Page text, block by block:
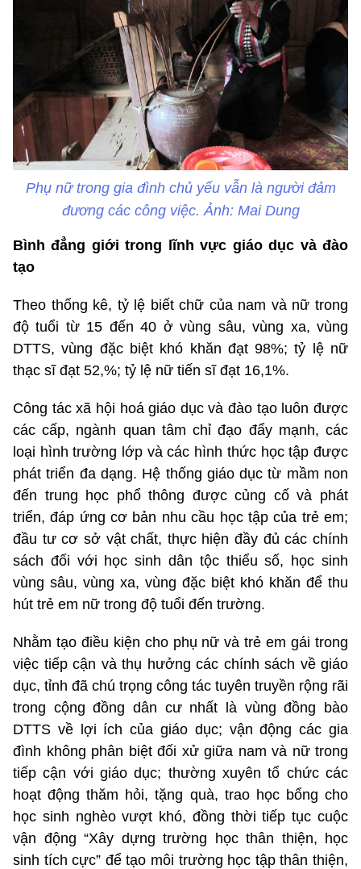
Phụ nữ trong gia đình chủ yếu vẫn là người đảm
đương các công việc. Ảnh: Mai Dung
Bình đẳng giới trong lĩnh vực giáo dục và đào
tạo
Theo thống kê, tỷ lệ biết chữ của nam và nữ trong
độ tuổi từ 15 đến 40 ở vùng sâu, vùng xa, vùng
DTTS, vùng đặc biệt khó khăn đạt 98%; tỷ lệ nữ
thạc sĩ đạt 52,%; tỷ lệ nữ tiến sĩ đạt 16,1%.
Công tác xã hội hoá giáo dục và đào tạo luôn được
các cấp, ngành quan tâm chỉ đạo đẩy mạnh, các
loại hình trường lớp và các hình thức học tập được
phát triển đa dạng. Hệ thống giáo dục từ mầm non
đến trung học phổ thông được củng cố và phát
triển, đáp ứng cơ bản nhu cầu học tập của trẻ em;
đầu tư cơ sở vật chất, thực hiện đầy đủ các chính
sách đối với học sinh dân tộc thiểu số, học sinh
vùng sâu, vùng xa, vùng đặc biệt khó khăn để thu
hút trẻ em nữ trong độ tuổi đến trường.
Nhằm tạo điều kiện cho phụ nữ và trẻ em gái trong
việc tiếp cận và thụ hưởng các chính sách về giáo
dục, tỉnh đã chú trọng công tác tuyên truyền rộng rãi
trong cộng đồng dân cư nhất là vùng đồng bào
DTTS về lợi ích của giáo dục; vận động các gia
đình không phân biệt đối xử giữa nam và nữ trong
tiếp cận với giáo dục; thường xuyên tổ chức các
hoạt động thăm hỏi, tặng quà, trao học bổng cho
học sinh nghèo vượt khó, đồng thời tiếp tục cuộc
vận động “Xây dựng trường học thân thiện, học
sinh tích cực” để tạo môi trường học tập thân thiện,